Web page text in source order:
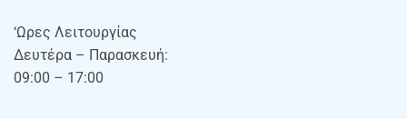
‘Ωρες Λειτουργίας
Δευτέρα – Παρασκευή:
09:00 – 17:00